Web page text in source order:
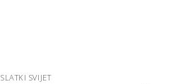
SLATKI SVIJET